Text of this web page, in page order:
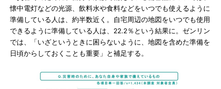
懐中電灯などの光源、飲料水や食料などをいつでも使えるように
準備している人は、約半数近く。自宅周辺の地図をいつでも使用
できるように準備している人は、22.2％という結果に。ゼンリン
では、「いざというときに困らないように、地図を含めた準備を
日頃からしておくことも重要」と補足する。